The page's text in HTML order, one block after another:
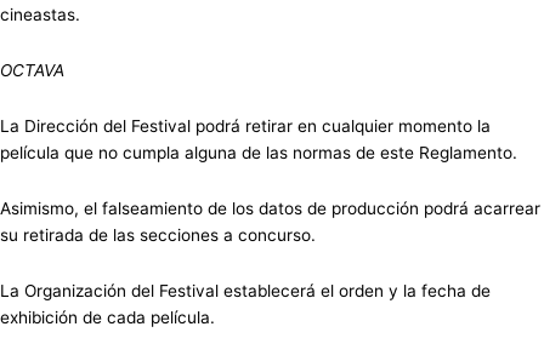
cineastas.
OCTAVA
La Dirección del Festival podrá retirar en cualquier momento la
película que no cumpla alguna de las normas de este Reglamento.
Asimismo, el falseamiento de los datos de producción podrá acarrear
su retirada de las secciones a concurso.
La Organización del Festival establecerá el orden y la fecha de
exhibición de cada película.